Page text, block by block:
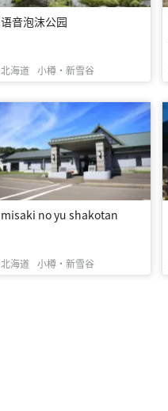
语音泡沫公园
北海道 小樽・新雪谷
misaki no yu shakotan
北海道 小樽・新雪谷